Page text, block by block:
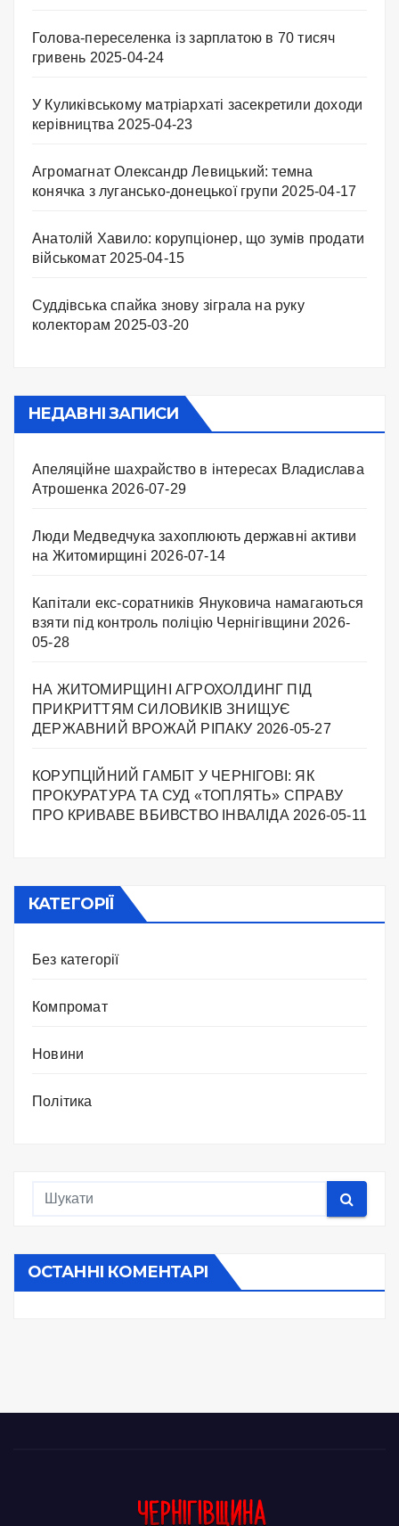
Голова-переселенка із зарплатою в 70 тисяч
гривень 2025-04-24
У Куликівському матріархаті засекретили доходи
керівництва 2025-04-23
Агромагнат Олександр Левицький: темна
конячка з лугансько-донецької групи 2025-04-17
Анатолій Хавило: корупціонер, що зумів продати
військомат 2025-04-15
Суддівська спайка знову зіграла на руку
колекторам 2025-03-20
НЕДАВНІ ЗАПИСИ
Апеляційне шахрайство в інтересах Владислава
Атрошенка 2026-07-29
Люди Медведчука захоплюють державні активи
на Житомирщині 2026-07-14
Капітали екс-соратників Януковича намагаються
взяти під контроль поліцію Чернігівщини 2026-
05-28
НА ЖИТОМИРЩИНІ АГРОХОЛДИНГ ПІД
ПРИКРИТТЯМ СИЛОВИКІВ ЗНИЩУЄ
ДЕРЖАВНИЙ ВРОЖАЙ РІПАКУ ​ 2026-05-27
КОРУПЦІЙНИЙ ГАМБІТ У ЧЕРНІГОВІ: ЯК
ПРОКУРАТУРА ТА СУД «ТОПЛЯТЬ» СПРАВУ
ПРО КРИВАВЕ ВБИВСТВО ІНВАЛІДА 2026-05-11
КАТЕГОРІЇ
Без категорії
Компромат
Новини
Політика
ОСТАННІ КОМЕНТАРІ